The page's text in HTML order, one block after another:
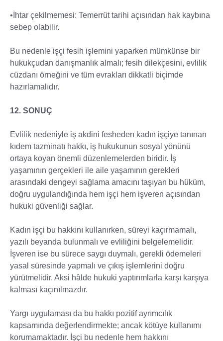
•İhtar çekilmemesi: Temerrüt tarihi açısından hak kaybına
sebep olabilir.
Bu nedenle işçi fesih işlemini yaparken mümkünse bir
hukukçudan danışmanlık almalı; fesih dilekçesini, evlilik
cüzdanı örneğini ve tüm evrakları dikkatli biçimde
hazırlamalıdır.
12. SONUÇ
Evlilik nedeniyle iş akdini fesheden kadın işçiye tanınan
kıdem tazminatı hakkı, iş hukukunun sosyal yönünü
ortaya koyan önemli düzenlemelerden biridir. İş
yaşamının gerçekleri ile aile yaşamının gerekleri
arasındaki dengeyi sağlama amacını taşıyan bu hüküm,
doğru uygulandığında hem işçi hem işveren açısından
hukuki güvenliği sağlar.
Kadın işçi bu hakkını kullanırken, süreyi kaçırmamalı,
yazılı beyanda bulunmalı ve evliliğini belgelemelidir.
İşveren ise bu sürece saygı duymalı, gerekli ödemeleri
yasal süresinde yapmalı ve çıkış işlemlerini doğru
yürütmelidir. Aksi hâlde hukuki yaptırımlarla karşı karşıya
kalması kaçınılmazdır.
Yargı uygulaması da bu hakkı pozitif ayrımcılık
kapsamında değerlendirmekte; ancak kötüye kullanımı
korumamaktadır. İşçi bu nedenle hem hakkını